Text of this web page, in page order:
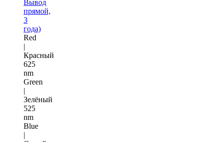
Вывод
прямой,
3
года)
Red
|
Красный
625
nm
Green
|
Зелёный
525
nm
Blue
|